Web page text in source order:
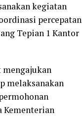
kegiatan
percepatan
Tepian 1 Kantor
mengajukan
melaksanakan
Kementerian